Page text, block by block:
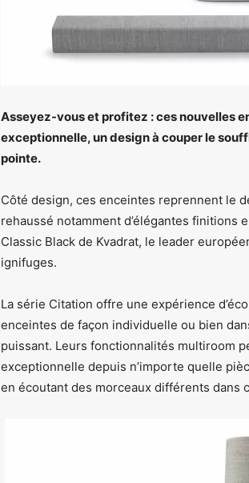
Asseyez-vous et profitez : ces nouvelles
exceptionnelle, un design à couper le
pointe.
Côté design, ces enceintes reprennent le
rehaussé notamment d’élégantes finitions
Classic Black de Kvadrat, le leader
ignifuges.
La série Citation offre une expérience
enceintes de façon individuelle ou bien
puissant. Leurs fonctionnalités multiroom
exceptionnelle depuis n’importe quelle
en écoutant des morceaux différents dans